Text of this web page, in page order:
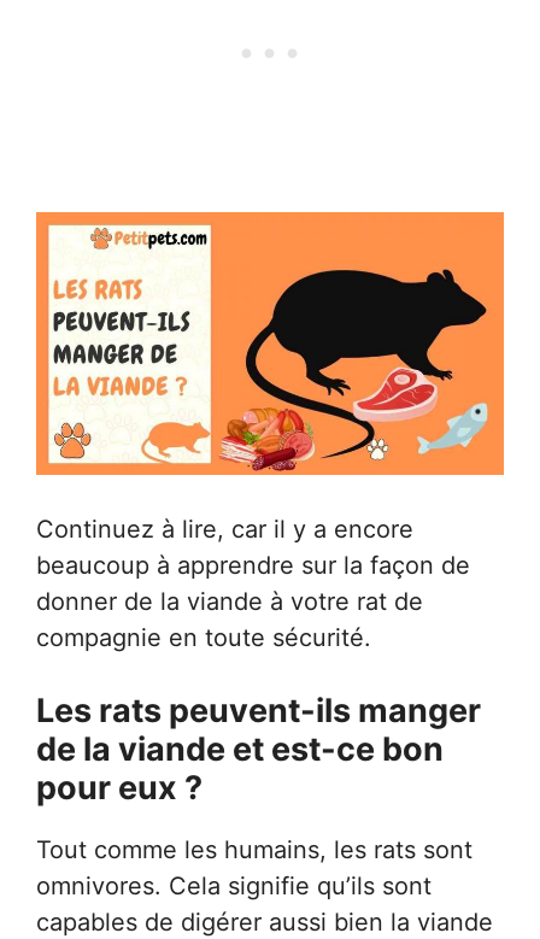
Continuez à lire, car il y a encore
beaucoup à apprendre sur la façon de
donner de la viande à votre rat de
compagnie en toute sécurité.
Les rats peuvent-ils manger
de la viande et est-ce bon
pour eux ?
Tout comme les humains, les rats sont
omnivores. Cela signifie qu’ils sont
capables de digérer aussi bien la viande